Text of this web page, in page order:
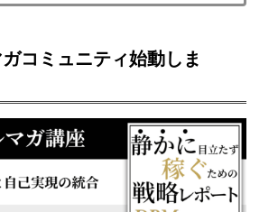
コミュニティ始動しま